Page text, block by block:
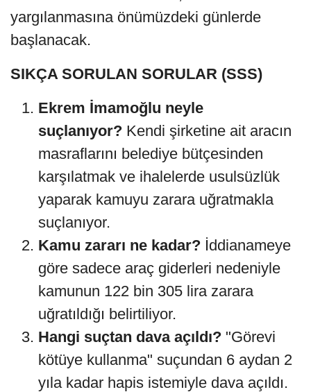
yargılanmasına önümüzdeki günlerde
başlanacak.
SIKÇA SORULAN SORULAR (SSS)
Ekrem İmamoğlu neyle
suçlanıyor? Kendi şirketine ait aracın
masraflarını belediye bütçesinden
karşılatmak ve ihalelerde usulsüzlük
yaparak kamuyu zarara uğratmakla
suçlanıyor.
Kamu zararı ne kadar? İddianameye
göre sadece araç giderleri nedeniyle
kamunun 122 bin 305 lira zarara
uğratıldığı belirtiliyor.
Hangi suçtan dava açıldı? "Görevi
kötüye kullanma" suçundan 6 aydan 2
yıla kadar hapis istemiyle dava açıldı.